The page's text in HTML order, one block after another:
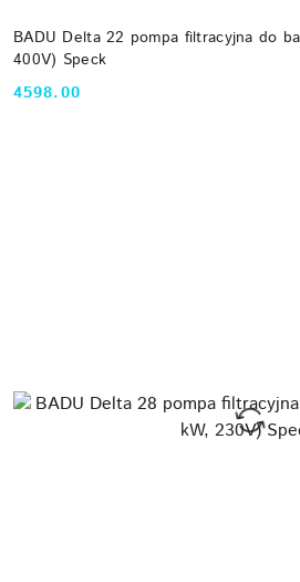
BADU Delta 22 pompa filtracyjna do
400V) Speck
Cena:
4598.00